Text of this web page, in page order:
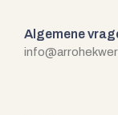
Algemene